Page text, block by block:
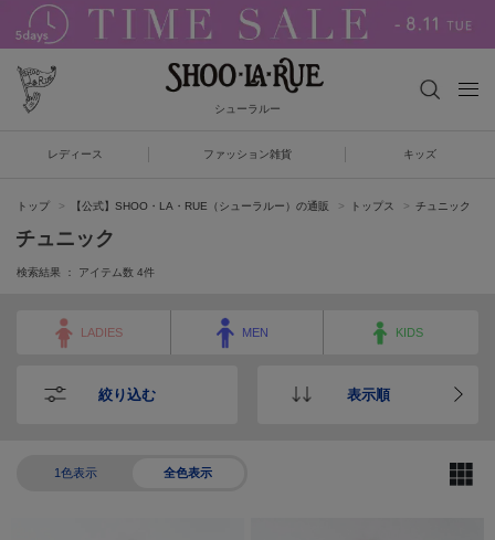
シューラルー
レディース ファッション雑貨 キッズ
トップ 【公式】SHOO・LA・RUE（シューラルー）の通販 トップス チュニック
チュニック
検索結果 ： アイテム数 4件
LADIES MEN KIDS
絞り込む 表示順
1色表示 全色表示